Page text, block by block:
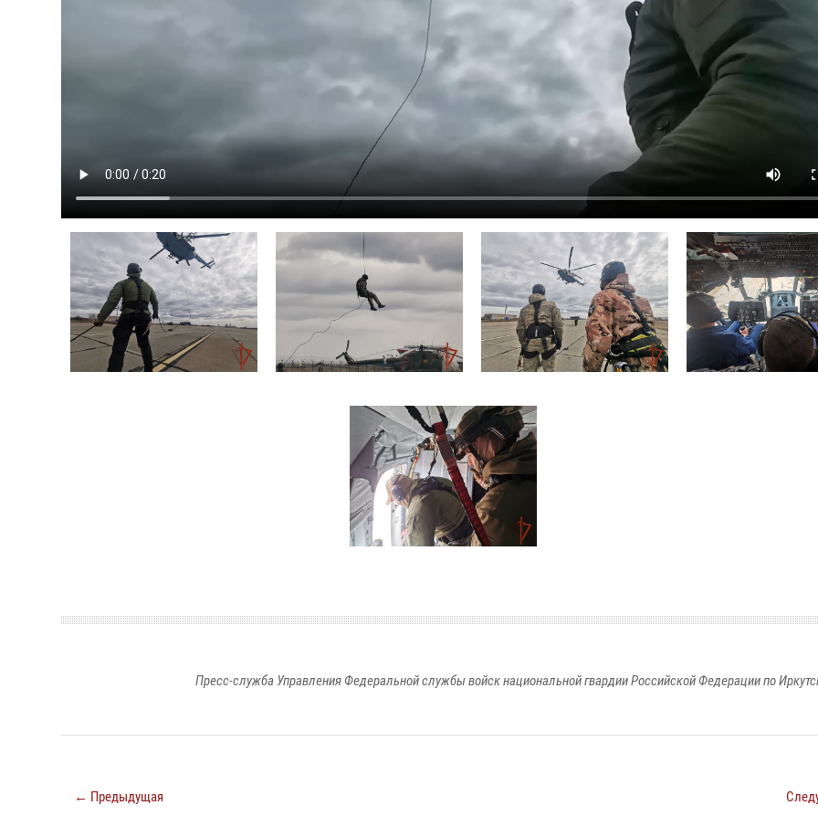
Пресс-служба Управления Федеральной службы войск национальной гвардии Российской Федерации по
← Предыдущая